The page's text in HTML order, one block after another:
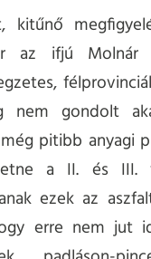
az ifjú
gondolt
pitibb anyagi
a II. és III.
ezek az
erre nem jut